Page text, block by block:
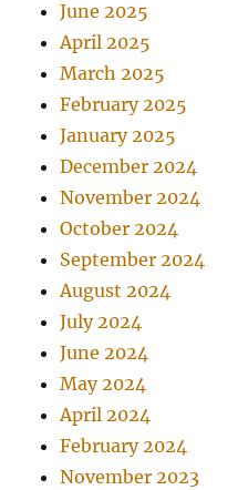
June 2025
April 2025
March 2025
February 2025
January 2025
December 2024
November 2024
October 2024
September 2024
August 2024
July 2024
June 2024
May 2024
April 2024
February 2024
November 2023